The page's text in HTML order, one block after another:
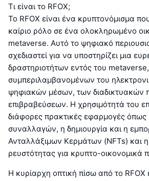
Τι είναι το RFOX;
Το RFOX είναι ένα κρυπτονόμισμα
καίριο ρόλο σε ένα ολοκληρωμένο
metaverse. Αυτό το ψηφιακό
σχεδιαστεί για να υποστηρίζει μια
δραστηριοτήτων εντός του metaverse,
συμπεριλαμβανομένων του
ψηφιακών μέσων, των διαδικτυακών
επιβραβεύσεων. Η χρησιμότητά του
διάφορες πρακτικές εφαρμογές
συναλλαγών, η δημιουργία και η
Ανταλλάξιμων Κερμάτων (NFTs) και
ρευστότητας για κρυπτο-οικονομικά
Η κυρίαρχη οπτική πίσω από το RFOX